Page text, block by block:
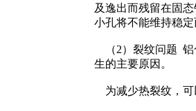
及逸出而残留在固
小孔将不能维持稳
（2）裂纹问题 铝
生的主要原因。
为减少热裂纹，可